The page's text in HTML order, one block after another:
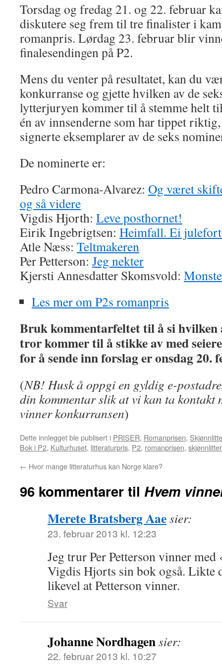
Torsdag og fredag 21. og 22. februar
diskutere seg frem til tre finalister i
romanpris. Lørdag 23. februar blir
finalesendingen på P2.
Mens du venter på resultatet, kan du
konkurranse og gjette hvilken av de
lytterjuryen kommer til å stemme helt
én av innsenderne som har tippet
signerte eksemplarer av de seks
De nominerte er:
Pedro Carmona-Alvarez: Og været
og så videre
Vigdis Hjorth: Leve posthornet!
Eirik Ingebrigtsen: Heimfall. Ei
Atle Næss: Teltmakeren
Per Petterson: Jeg nekter
Kjersti Annesdatter Skomsvold:
Les mer om P2s romanpris
Bruk kommentarfeltet til å si hvilken
tror kommer til å stikke av med
for å sende inn forslag er onsdag 20.
(NB! Husk å oppgi en gyldig e-
din kommentar slik at vi kan ta kontakt
vinner konkurransen)
Dette innlegget ble publisert i PRISER, Romanprisen,
Bok i P2, Kulturhuset, litteraturpris, P2, romanprisen,
← Hvor mange litteraturhus kan Norge klare?
96 kommentarer til Hvem
Merete Bratsberg Aaesier:
23. februar 2013 kl. 12:23
Jeg trur Per Petterson vinner med
Vigdis Hjorts sin bok også. Likte
likevel at Petterson vinner.
Svar
Johanne Nordhagensier:
22. februar 2013 kl. 10:27